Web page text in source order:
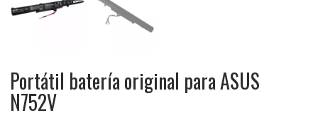
Portátil batería original para ASUS
N752V